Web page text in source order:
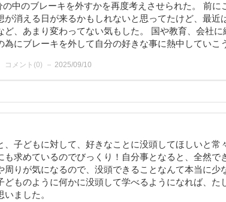
の中のブレーキを外すかを再度考えさせられた。 前に
が消える日が来るかもしれないと思ってたけど、最近
ど、あまり変わってない気もした。 国や教育、会社に
為にブレーキを外して自分の好きな事に熱中していこ
コメント(0) 2025/09/10
、子どもに対して、好きなことに没頭してほしいと常
も求めているのでびっくり！自分事となると、全然で
周りが気になるので、没頭できることなんて本当に少
どものように何かに没頭して学べるようになれば、た
ました。